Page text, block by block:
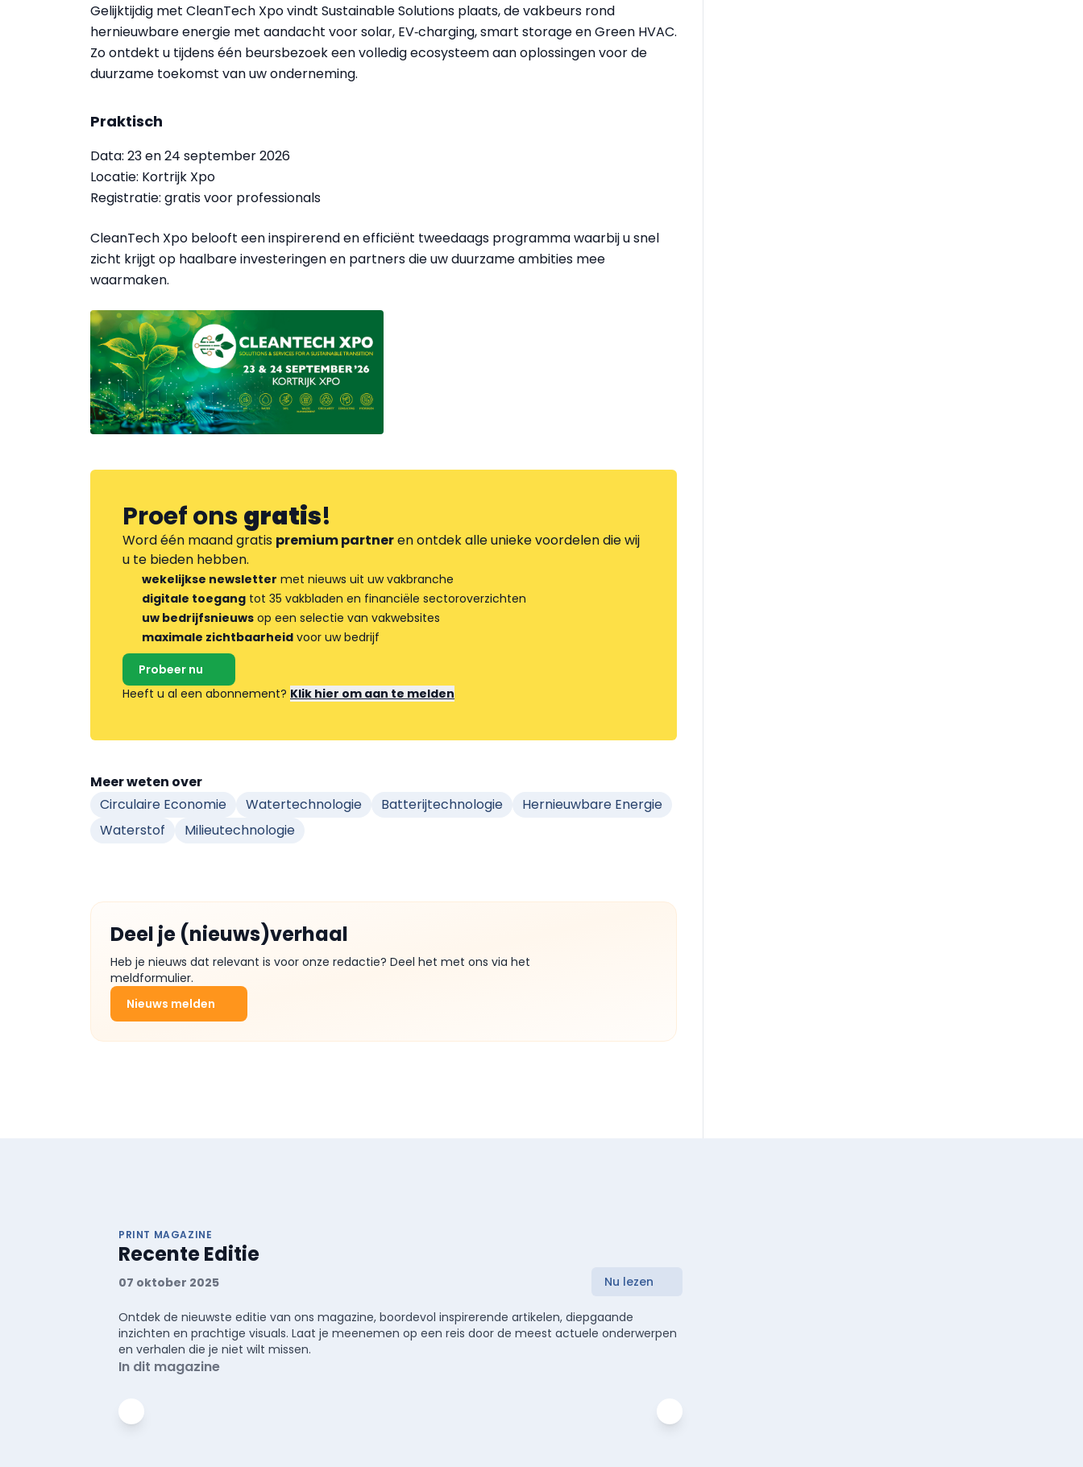
Gelijktijdig met CleanTech Xpo vindt Sustainable Solutions plaats, de vakbeurs rond
hernieuwbare energie met aandacht voor solar, EV‑charging, smart storage en Green HVAC.
Zo ontdekt u tijdens één beursbezoek een volledig ecosysteem aan oplossingen voor de
duurzame toekomst van uw onderneming.
Praktisch
Data: 23 en 24 september 2026
Locatie: Kortrijk Xpo
Registratie: gratis voor professionals
CleanTech Xpo belooft een inspirerend en efficiënt tweedaags programma waarbij u snel
zicht krijgt op haalbare investeringen en partners die uw duurzame ambities mee
waarmaken.
Proef onsgratis!
Word één maand gratis premium partneren ontdek alle unieke voordelen die wij
u te bieden hebben.
wekelijkse newsletter met nieuws uit uw vakbranche
digitale toegang tot 35 vakbladen en financiële sectoroverzichten
uw bedrijfsnieuws op een selectie van vakwebsites
maximale zichtbaarheid voor uw bedrijf
Probeer nu
Heeft u al een abonnement? Klik hier om aan te melden
Meer weten over
Circulaire Economie
Watertechnologie Batterijtechnologie
Hernieuwbare Energie
Waterstof
Milieutechnologie
Deel je (nieuws)verhaal
Heb je nieuws dat relevant is voor onze redactie? Deel het met ons via het
meldformulier.
Nieuws melden
PRINT MAGAZINE
Recente Editie
07 oktober 2025 Nu lezen
Ontdek de nieuwste editie van ons magazine, boordevol inspirerende artikelen, diepgaande
inzichten en prachtige visuals. Laat je meenemen op een reis door de meest actuele onderwerpen
en verhalen die je niet wilt missen.
In dit magazine